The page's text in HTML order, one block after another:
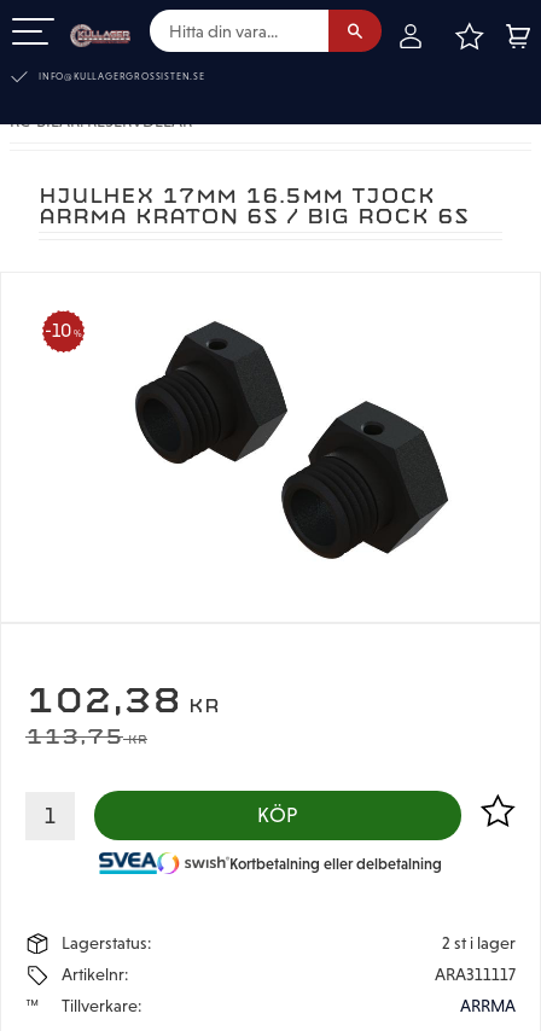
INFO@KULLAGERGROSSISTEN.SE
RC-BILAR. RESERVDELAR
HJULHEX 17MM 16.5MM TJOCK
ARRMA KRATON 6S / BIG ROCK 6S
10 %
NEDSATT PRIS:
102,38 KR
ORDINARIE PRIS:
113,75KR
KÖP Lägg
Kortbetalning eller delbetalning
Lagerstatus
2 st i lager
Artikelnr
ARA311117
Tillverkare
ARRMA